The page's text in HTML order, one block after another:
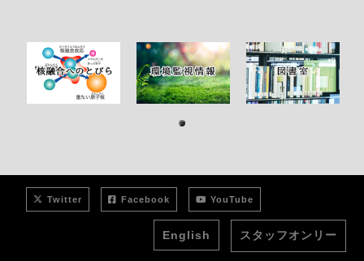
1
Twitter Facebook YouTube
English スタッフオンリー